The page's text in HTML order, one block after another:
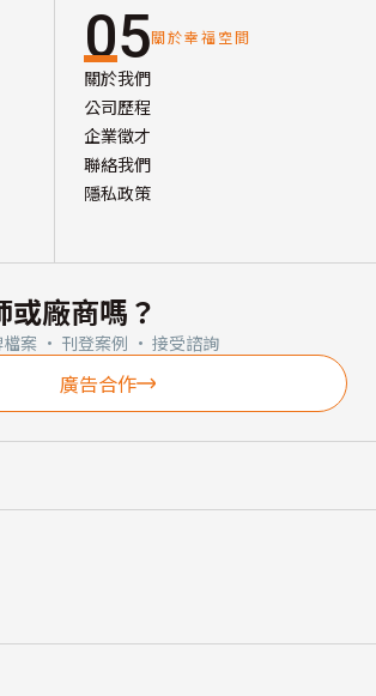
05關於幸福空間
關於我們
公司歷程
企業徵才
聯絡我們
隱私政策
廠商嗎？
檔案 · 刊登案例 · 接受諮詢
廣告合作